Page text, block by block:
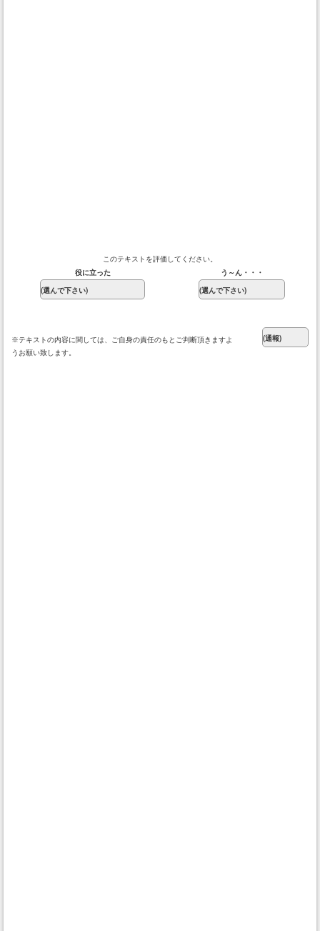
このテキストを評価してください。
役に立った
う～ん・・・
※テキストの内容に関しては、ご自身の責任のもとご判断頂きますよ
うお願い致します。